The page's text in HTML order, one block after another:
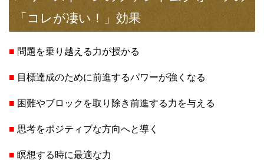
「コレが凄い！」効果
■ 問題を乗り越える力が授かる
■ 目標達成のために前進するパワーが強くなる
■ 困難やブロックを取り除き前進する力を与える
■ 思考をポジティブな方向へと導く
■ 瞑想する時に最適な力